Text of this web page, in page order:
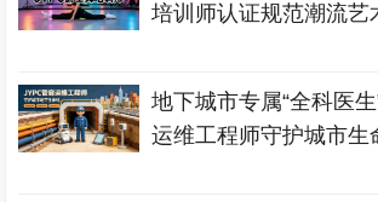
培训师认证规范潮流艺
地下城市专属“全科医
运维工程师守护城市生